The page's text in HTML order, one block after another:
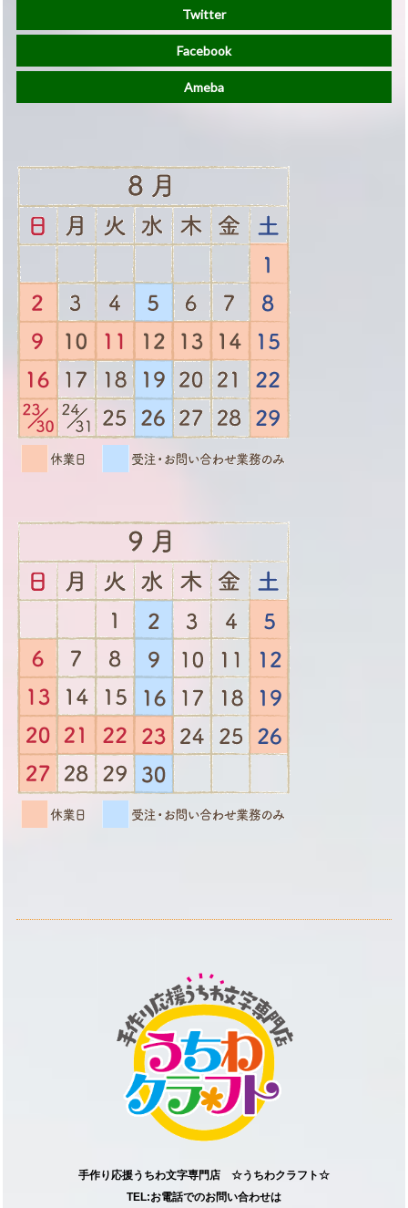
Twitter
Facebook
Ameba
手作り応援うちわ文字専門店 ☆うちわクラフト☆
TEL:お電話でのお問い合わせは